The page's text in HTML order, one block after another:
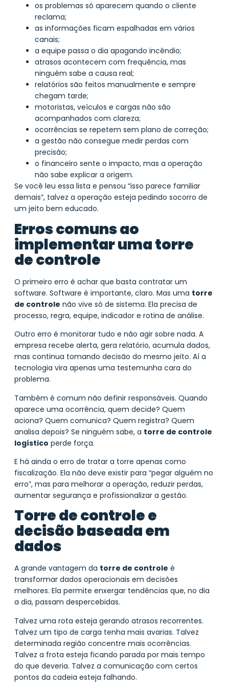
os problemas só aparecem quando o cliente
reclama;
as informações ficam espalhadas em vários
canais;
a equipe passa o dia apagando incêndio;
atrasos acontecem com frequência, mas
ninguém sabe a causa real;
relatórios são feitos manualmente e sempre
chegam tarde;
motoristas, veículos e cargas não são
acompanhados com clareza;
ocorrências se repetem sem plano de correção;
a gestão não consegue medir perdas com
precisão;
o financeiro sente o impacto, mas a operação
não sabe explicar a origem.
Se você leu essa lista e pensou “isso parece familiar
demais”, talvez a operação esteja pedindo socorro de
um jeito bem educado.
Erros comuns ao
implementar uma torre
de controle
O primeiro erro é achar que basta contratar um
software. Software é importante, claro. Mas uma torre
de controle não vive só de sistema. Ela precisa de
processo, regra, equipe, indicador e rotina de análise.
Outro erro é monitorar tudo e não agir sobre nada. A
empresa recebe alerta, gera relatório, acumula dados,
mas continua tomando decisão do mesmo jeito. Aí a
tecnologia vira apenas uma testemunha cara do
problema.
Também é comum não definir responsáveis. Quando
aparece uma ocorrência, quem decide? Quem
aciona? Quem comunica? Quem registra? Quem
analisa depois? Se ninguém sabe, a torre de controle
logístico perde força.
E há ainda o erro de tratar a torre apenas como
fiscalização. Ela não deve existir para “pegar alguém no
erro”, mas para melhorar a operação, reduzir perdas,
aumentar segurança e profissionalizar a gestão.
Torre de controle e
decisão baseada em
dados
A grande vantagem da torre de controle é
transformar dados operacionais em decisões
melhores. Ela permite enxergar tendências que, no dia
a dia, passam despercebidas.
Talvez uma rota esteja gerando atrasos recorrentes.
Talvez um tipo de carga tenha mais avarias. Talvez
determinada região concentre mais ocorrências.
Talvez a frota esteja ficando parada por mais tempo
do que deveria. Talvez a comunicação com certos
pontos da cadeia esteja falhando.